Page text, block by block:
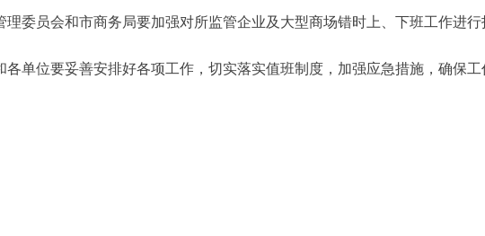
员会和市商务局要加强对所监管企业及大型商场错时上、下班工作进行
位要妥善安排好各项工作，切实落实值班制度，加强应急措施，确保工